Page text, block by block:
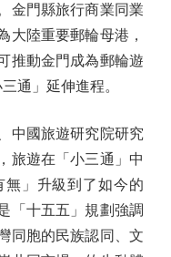
金門縣旅行商業同業
大陸重要郵輪母港，
推動金門成為郵輪遊
通」延伸進程。
國旅遊研究院研究
旅遊在「小三通」中
」升級到了如今的
「十五五」規劃強調
同胞的民族認同、文